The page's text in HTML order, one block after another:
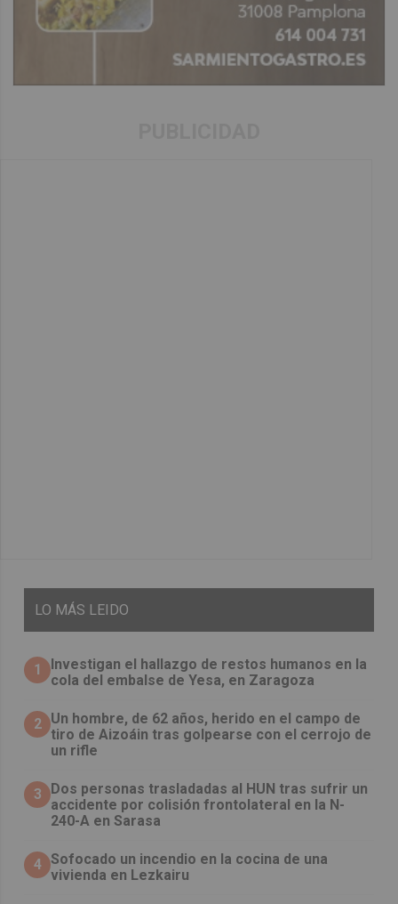
LO MÁS LEIDO
1
Investigan el hallazgo de restos humanos en la
cola del embalse de Yesa, en Zaragoza
2 Un hombre, de 62 años, herido en el campo de
tiro de Aizoáin tras golpearse con el cerrojo de
un rifle
3
​Dos personas trasladadas al HUN tras sufrir un
accidente por colisión frontolateral en la N-
240-A en Sarasa
4 Sofocado un incendio en la cocina de una
vivienda en Lezkairu